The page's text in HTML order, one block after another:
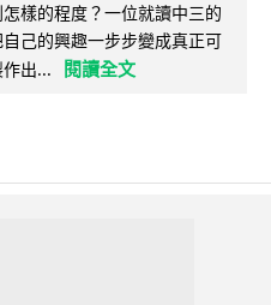
樣的程度？一位就讀中三的
己的興趣一步步變成真正可
出...
閱讀全文